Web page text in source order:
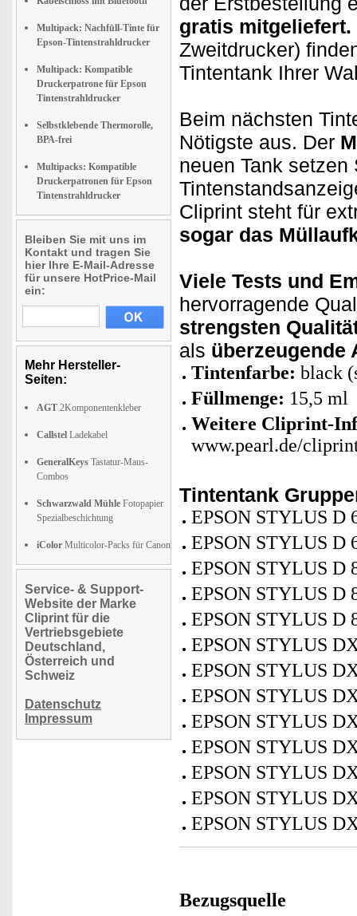
Multipack: Nachfüll-Tinte für
Epson-Tintenstrahldrucker
Multipack: Kompatible
Druckerpatrone für Epson
Tintenstrahldrucker
Selbstklebende Thermorolle,
BPA-frei
Multipacks: Kompatible
Druckerpatronen für Epson
Tintenstrahldrucker
Bleiben Sie mit uns im
Kontakt und tragen Sie
hier Ihre E-Mail-Adresse
für unsere HotPrice-Mail
ein:
Mehr Hersteller-
Seiten:
AGT 2Komponentenkleber
Callstel Ladekabel
GeneralKeys Tastatur-Maus-
Combos
Schwarzwald Mühle Fotopapier
Spezialbeschichtung
iColor Multicolor-Packs für Canon
Service- & Support-
Website der Marke
Cliprint für die
Vertriebsgebiete
Deutschland,
Österreich und
Schweiz
Datenschutz
Impressum
gratis mitgeliefert.
Zweitdrucker)
Tintentank Ihrer
Beim nächsten
Nötigste aus. Der
neuen Tank
Cliprint steht für
sogar das
Viele Tests und
hervorragende
strengsten
als überzeugende
Tintenfarbe: black
Füllmenge: 15,5 ml
Weitere Cliprint-
www.pearl.de/
Tintentank
EPSON STYLUS D
EPSON STYLUS D
EPSON STYLUS D
EPSON STYLUS D
EPSON STYLUS D
EPSON STYLUS
EPSON STYLUS
EPSON STYLUS
EPSON STYLUS
EPSON STYLUS
EPSON STYLUS
EPSON STYLUS
EPSON STYLUS
Bezugsquelle